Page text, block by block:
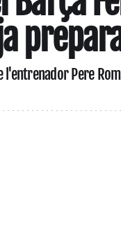
l'entrenador Pere